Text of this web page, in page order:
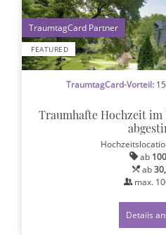
FEATURED
1
TraumtagCard-Vorteil:
Traumhafte Hochzeit im
ab
ab
max.
Details